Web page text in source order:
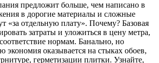
предложит больше, чем написано в
в дорогие материалы и сложные
«за отдельную плату». Почему? Базовая
затраты и уложиться в цену метра,
нормам. Банально, но
экономия оказывается на стыках обоев,
герметизации плитки. Узнайте,